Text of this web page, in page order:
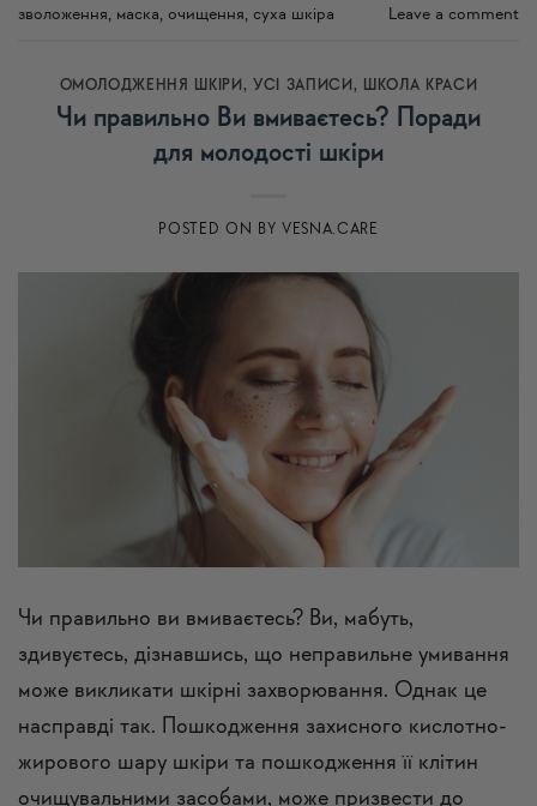
зволоження, маска, очищення, суха шкіра Leave a comment
ОМОЛОДЖЕННЯ ШКІРИ , УСI ЗАПИСИ , ШКОЛА КРАСИ
Чи правильно Ви вмиваєтесь? Поради
для молодості шкіри
POSTED ON BY VESNA.CARE
Чи правильно ви вмиваєтесь? Ви, мабуть,
здивуєтесь, дізнавшись, що неправильне умивання
може викликати шкірні захворювання. Однак це
насправді так. Пошкодження захисного кислотно-
жирового шару шкіри та пошкодження її клітин
очищувальними засобами, може призвести до